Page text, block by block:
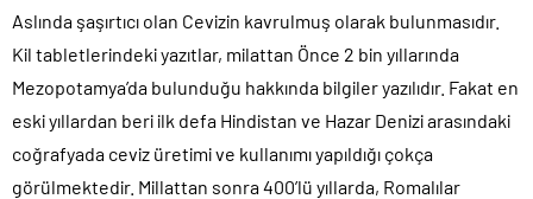
Aslında şaşırtıcı olan Cevizin kavrulmuş olarak bulunmasıdır.
Kil tabletlerindeki yazıtlar, milattan Önce 2 bin yıllarında
Mezopotamya’da bulunduğu hakkında bilgiler yazılıdır. Fakat en
eski yıllardan beri ilk defa Hindistan ve Hazar Denizi arasındaki
coğrafyada ceviz üretimi ve kullanımı yapıldığı çokça
görülmektedir. Millattan sonra 400’lü yıllarda, Romalılar